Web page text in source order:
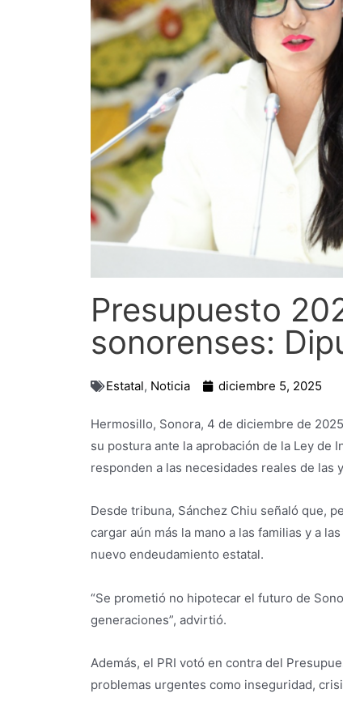
Presupuesto
sonorenses:
Estatal, Noticia diciembre 5, 2025
Hermosillo, Sonora, 4 de diciembre de
su postura ante la aprobación de la Ley de
responden a las necesidades reales de las
Desde tribuna, Sánchez Chiu señaló que,
cargar aún más la mano a las familias y a
nuevo endeudamiento estatal.
“Se prometió no hipotecar el futuro de
generaciones”, advirtió.
Además, el PRI votó en contra del
problemas urgentes como inseguridad,